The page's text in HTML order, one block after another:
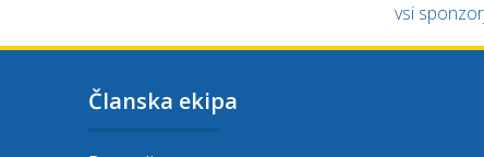
vsi
Članska ekipa